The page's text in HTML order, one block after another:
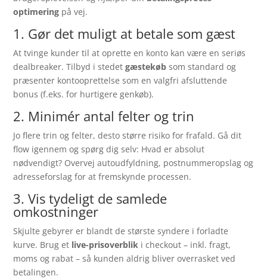
optimering på vej.
1. Gør det muligt at betale som gæst
At tvinge kunder til at oprette en konto kan være en seriøs
dealbreaker. Tilbyd i stedetgæstekøb som standard og
præsenter kontooprettelse som en valgfri afsluttende
bonus (f.eks. for hurtigere genkøb).
2. Minimér antal felter og trin
Jo flere trin og felter, desto større risiko for frafald. Gå dit
flow igennem og spørg dig selv: Hvad er absolut
nødvendigt? Overvej autoudfyldning, postnummeropslag og
adresseforslag for at fremskynde processen.
3. Vis tydeligt de samlede
omkostninger
Skjulte gebyrer er blandt de største syndere i forladte
kurve. Brug et live-prisoverblik i checkout – inkl. fragt,
moms og rabat – så kunden aldrig bliver overrasket ved
betalingen.